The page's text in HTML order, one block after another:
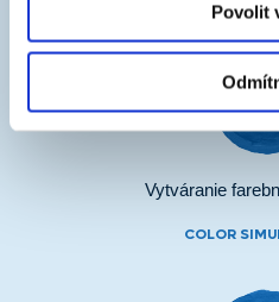
Povolit
Vytváranie
COLOR